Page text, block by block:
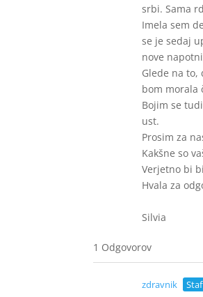
srbi. Sama
Imela sem
se je sedaj
nove
Glede na to,
bom morala
Bojim se
ust.
Prosim za
Kakšne so
Verjetno bi
Hvala za
Silvia
1 Odgovorov
zdravnik